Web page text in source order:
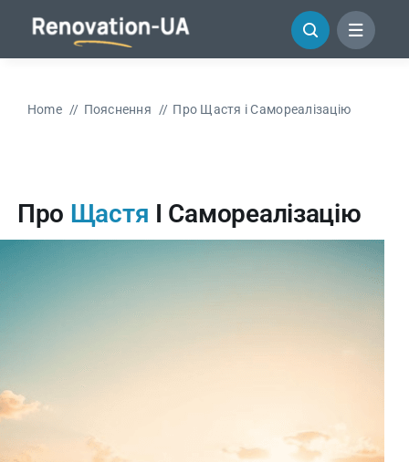
змісту
Home Пояснення Про Щастя і Самореалізацію
Про Щастя І Самореалізацію